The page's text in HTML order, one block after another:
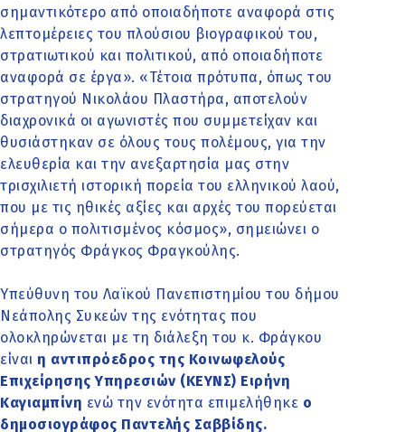
σημαντικότερο από οποιαδήποτε αναφορά στις
λεπτομέρειες του πλούσιου βιογραφικού του,
στρατιωτικού και πολιτικού, από οποιαδήποτε
αναφορά σε έργα». «Τέτοια πρότυπα, όπως του
στρατηγού Νικολάου Πλαστήρα, αποτελούν
διαχρονικά οι αγωνιστές που συμμετείχαν και
θυσιάστηκαν σε όλους τους πολέμους, για την
ελευθερία και την ανεξαρτησία μας στην
τρισχιλιετή ιστορική πορεία του ελληνικού λαού,
που με τις ηθικές αξίες και αρχές του πορεύεται
σήμερα ο πολιτισμένος κόσμος», σημειώνει ο
στρατηγός Φράγκος Φραγκούλης.
Υπεύθυνη του Λαϊκού Πανεπιστημίου του δήμου
Νεάπολης Συκεών της ενότητας που
ολοκληρώνεται με τη διάλεξη του κ. Φράγκου
είναι η αντιπρόεδρος της Κοινωφελούς
Επιχείρησης Υπηρεσιών (ΚΕΥΝΣ) Ειρήνη
Καγιαμπίνη ενώ την ενότητα επιμελήθηκε ο
δημοσιογράφος Παντελής Σαββίδης.